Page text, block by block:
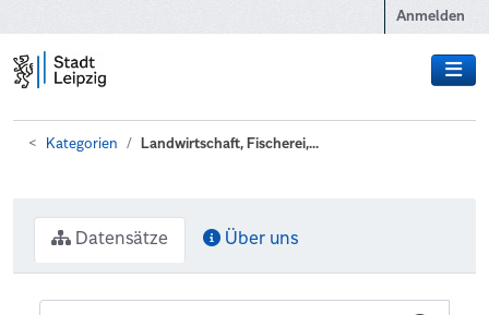
Anmelden
Kategorien Landwirtschaft, Fischerei,...
Datensätze Über uns